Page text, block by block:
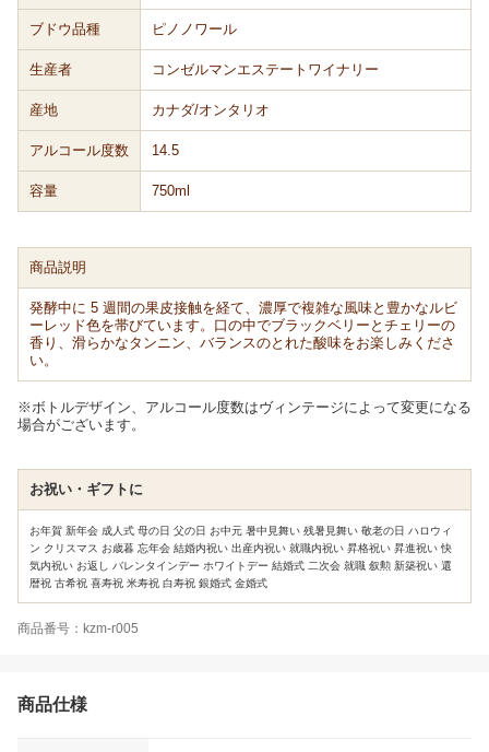
ブドウ品種 ピノノワール
生産者 コンゼルマンエステートワイナリー
産地 カナダ/オンタリオ
アルコール度数 14.5
容量 750ml
商品説明
発酵中に 5 週間の果皮接触を経て、濃厚で複雑な風味と豊かなルビ
ーレッド色を帯びています。口の中でブラックベリーとチェリーの
香り、滑らかなタンニン、バランスのとれた酸味をお楽しみくださ
い。
※ボトルデザイン、アルコール度数はヴィンテージによって変更になる
場合がございます。
お祝い・ギフトに
お年賀 新年会 成人式 母の日 父の日 お中元 暑中見舞い 残暑見舞い 敬老の日 ハロウィ
ン クリスマス お歳暮 忘年会 結婚内祝い 出産内祝い 就職内祝い 昇格祝い 昇進祝い 快
気内祝い お返し バレンタインデー ホワイトデー 結婚式 二次会 就職 叙勲 新築祝い 還
暦祝 古希祝 喜寿祝 米寿祝 白寿祝 銀婚式 金婚式
商品番号：kzm-r005
商品仕様